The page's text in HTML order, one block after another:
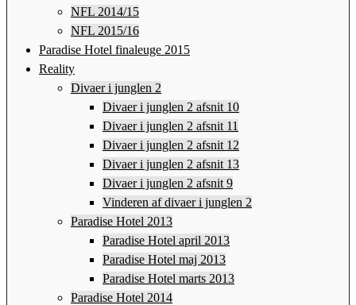
NFL 2014/15
NFL 2015/16
Paradise Hotel finaleuge 2015
Reality
Divaer i junglen 2
Divaer i junglen 2 afsnit 10
Divaer i junglen 2 afsnit 11
Divaer i junglen 2 afsnit 12
Divaer i junglen 2 afsnit 13
Divaer i junglen 2 afsnit 9
Vinderen af divaer i junglen 2
Paradise Hotel 2013
Paradise Hotel april 2013
Paradise Hotel maj 2013
Paradise Hotel marts 2013
Paradise Hotel 2014